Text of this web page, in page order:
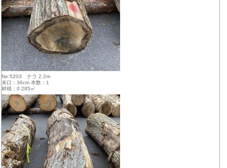
No:5203 ナラ 2.2m
末口：36cm 本数：1
材積：0.285㎥